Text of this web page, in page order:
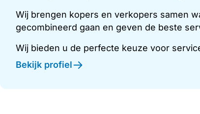
Wij brengen kopers en verkopers samen
gecombineerd gaan en geven de beste
Wij bieden u de perfecte keuze voor
Bekijk profiel